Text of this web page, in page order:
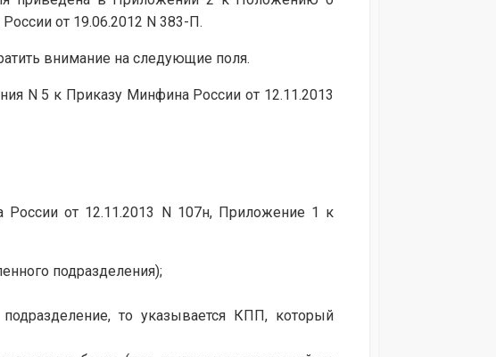
от 19.06.2012 N 383-П.
внимание на следующие поля.
N 5 к Приказу Минфина России от 12.11.2013
от 12.11.2013 N 107н, Приложение 1 к
подразделения);
то указывается КПП, который